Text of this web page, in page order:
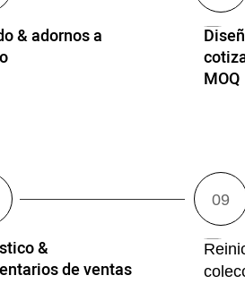
& adornos a
MOQ
&
de ventas